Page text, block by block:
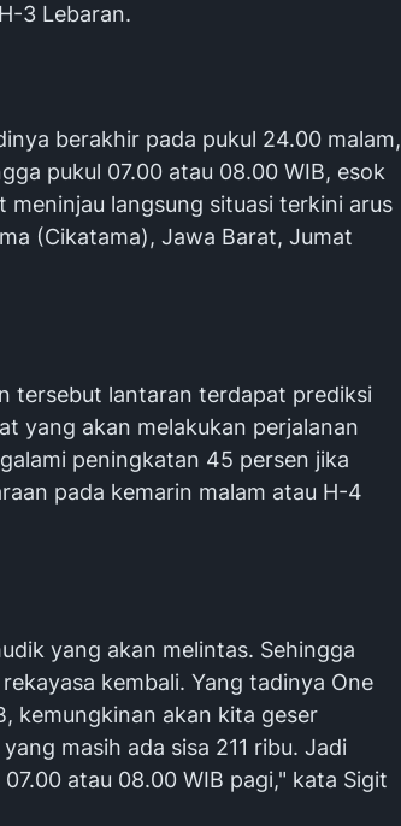
3 Lebaran.
berakhir pada pukul 24.00 malam,
pukul 07.00 atau 08.00 WIB, esok
meninjau langsung situasi terkini arus
(Cikatama), Jawa Barat, Jumat
tersebut lantaran terdapat prediksi
yang akan melakukan perjalanan
peningkatan 45 persen jika
pada kemarin malam atau H-4
yang akan melintas. Sehingga
kembali. Yang tadinya One
kemungkinan akan kita geser
masih ada sisa 211 ribu. Jadi
atau 08.00 WIB pagi," kata Sigit